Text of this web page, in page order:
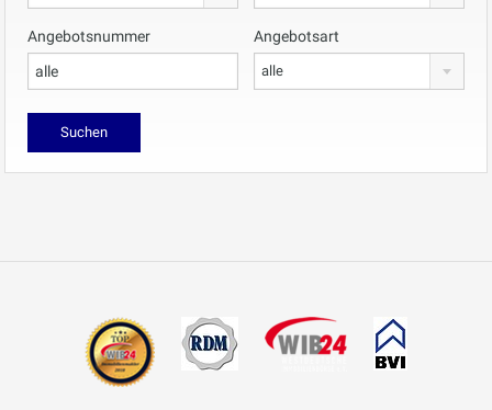
Angebotsnummer Angebotsart
alle